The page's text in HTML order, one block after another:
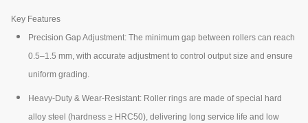
Key Features
Precision Gap Adjustment: The minimum gap between rollers can reach
0.5–1.5 mm, with accurate adjustment to control output size and ensure
uniform grading.
Heavy-Duty & Wear-Resistant: Roller rings are made of special hard
alloy steel (hardness ≥ HRC50), delivering long service life and low